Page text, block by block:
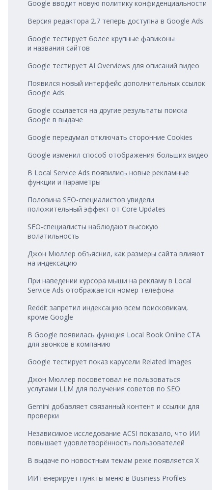
Google вводит новую политику конфиденциальности
Версия редактора 2.7 теперь доступна в Google Ads
Google тестирует более крупные фавиконы
и названия сайтов
Google тестирует AI Overviews для описаний видео
Появился новый интерфейс дополнительных ссылок
Google Ads
Google ссылается на другие результаты поиска
Google в выдаче
Google передумал отключать сторонние Cookies
Google изменил способ отображения больших видео
В Local Service Ads появились новые рекламные
функции и параметры
Половина SEO‑специалистов увидели
положительный эффект от Core Updates
SEO‑специалисты наблюдают высокую
волатильность
Джон Мюллер объяснил, как размеры сайта влияют
на индексацию
При наведении курсора мыши на рекламу в Local
Service Ads отображается номер телефона
Reddit запретил индексацию всем поисковикам,
кроме Google
В Google появилась функция Local Book Online CTA
для звонков в компанию
Google тестирует показ карусели Related Images
Джон Мюллер посоветовал не пользоваться
услугами LLM для получения советов по SEO
Gemini добавляет связанный контент и ссылки для
проверки
Независимое исследование ACSI показало, что ИИ
повышает удовлетворённость пользователей
В выдаче по новостным темам реже появляется X
ИИ генерирует пункты меню в Business Profiles